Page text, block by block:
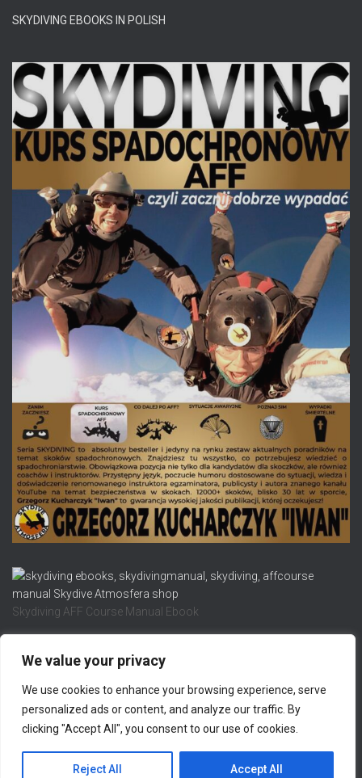
We value your privacy
We use cookies to enhance your browsing experience, serve
personalized ads or content, and analyze our traffic. By
clicking "Accept All", you consent to our use of cookies.
Reject All Accept All
SKYDIVING EBOOKS IN POLISH
Skydiving AFF Course Manual Ebook
POLITYKA ZWROTÓW I ZWROTÓW POLITYKA PRYWATNOŚCI
NOTA PRAWNA SKONTAKTUJ SIĘ Z NAMI
Hestia | Developed by ThemeIsle